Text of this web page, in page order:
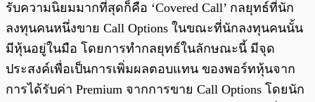
รับความนิยมมากที่สุดก็คือ ‘Covered Call’ กลยุทธ์ที่นัก
ลงทุนคนหนึ่งขาย Call Options ในขณะที่นักลงทุนคนนั้น
มีหุ้นอยู่ในมือ โดยการทำกลยุทธ์ในลักษณะนี้ มีจุด
ประสงค์เพื่อเป็นการเพิ่มผลตอบแทน ของพอร์ทหุ้นจาก
การได้รับค่า Premium จากการขาย Call Options โดยนัก